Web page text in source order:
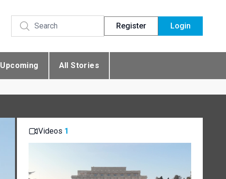
Register Login
Upcoming All Stories
Videos 1